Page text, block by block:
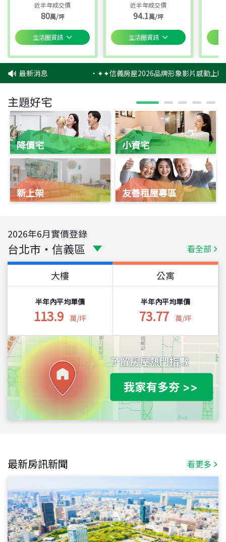
近半年成交價
80萬/坪
生活圈資訊
近半年成交價
94.1萬/坪
生活圈資訊
最新消息 ‧✦✦信義房屋2026品牌形象影片感動上
主題好宅
降價宅
新上架
小資宅
友善租屋專區
2026年6月實價登錄
台北市 ・ 信義區 看全部
大樓
半年內平均單價
113.9 萬/坪
公寓
半年內平均單價
73.77 萬/坪
最新房訊新聞 看更多